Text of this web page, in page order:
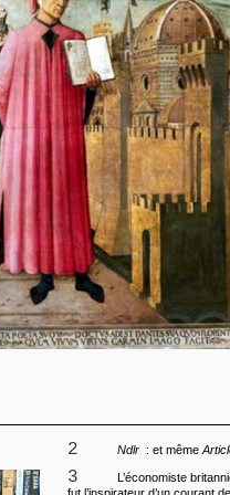
2 Ndlr : et même
3
L’économiste